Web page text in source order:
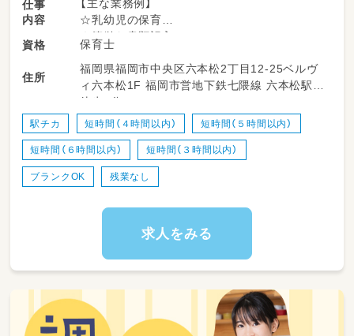
仕事
内容
【主な業務例】
☆乳幼児の保育
☆簡単な書類記入
☆行事・製作のサポート
☆清掃業務 など
【定員】19名
スタッフは年齢層幅広く、
サポートしあいながら保育に取り組んでいま
す。
07：00～ 出勤、登園準備
09：00～ 朝おやつ介助
10：00～ サントレ補助
11：30～ 給食介助
資格 保育士
住所
福岡県福岡市中央区六本松2丁目12-25ベルヴ
ィ六本松1F 福岡市営地下鉄七隈線 六本松駅
徒歩2分
駅チカ 短時間（４時間以内） 短時間（５時間以内）
短時間（６時間以内） 短時間（３時間以内）
ブランクOK 残業なし
求人をみる